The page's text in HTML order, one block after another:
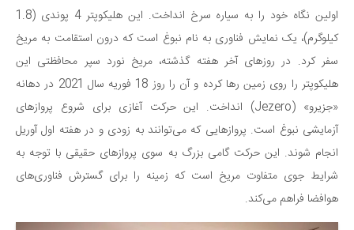
فرهنگ و هنر
سینما و تئاتر
تلویزیون
موسیقی
چهره‌ها
عکاسی و هنرهای تجسمی
کتاب و کتاب‌خوانی
تاریخ
معماری
اولین نگاه خود را به سیاره سرخ انداخت. این هلیکوپتر 4 پوندی (1.8
کیلوگرم)، یک نمایش فناوری به نام نبوغ است که درون استقامت به مریخ
سفر کرد. در روزهای آخر هفته گذشته، مریخ نورد سپر محافظتی این
هلیکوپتر را روی زمین رها کرده و آن را روز 18 فوریه سال 2021 در دهانه
«جزیرو» (Jezero) انداخت. این حرکت آغازی برای شروع پروازهای
آزمایشی نبوغ است. پروازهایی که می‌توانند به زودی و در هفته اول آوریل
انجام شوند. این حرکت گامی بزرگ به سوی پروازهای حقیقی با توجه به
شرایط جوی متفاوت مریخ است که زمینه را برای گسترش فناوری‌های
هوافضا فراهم می‌کند.